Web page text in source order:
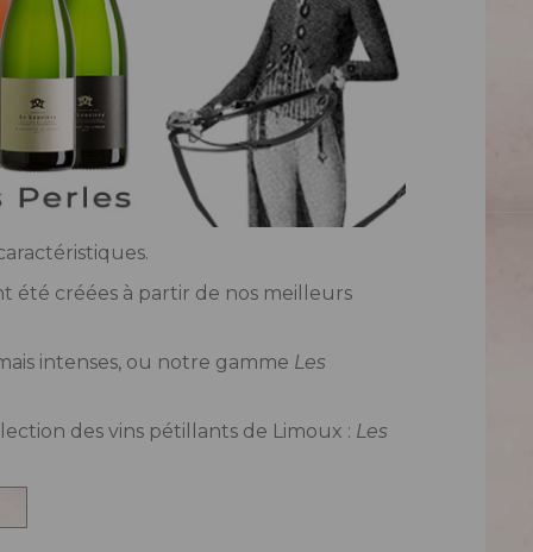
été créées à partir de nos meilleurs
intenses, ou notre gamme Les
des vins pétillants de Limoux : Les